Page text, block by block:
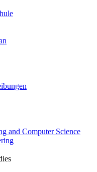
and Computer Science